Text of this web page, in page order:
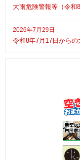
大雨危険警報等（令和
2026年7月29日
令和8年7月17日からの